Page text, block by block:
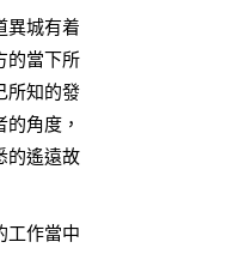
異城有着
的當下所
所知的發
角度，
的遙遠故
工作當中